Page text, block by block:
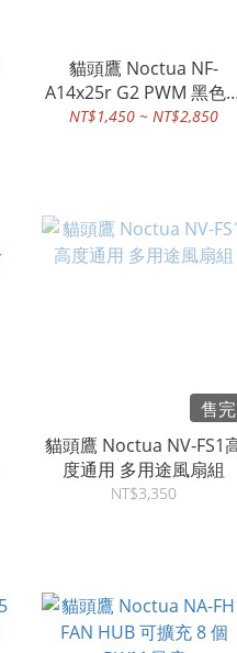
貓頭鷹 Noctua NF-
A14x25r G2 PWM 黑色系
列
NT$1,450 ~ NT$2,850
售完
貓頭鷹 Noctua NV-FS1高
度通用 多用途風扇組
NT$3,350